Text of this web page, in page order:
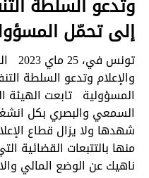
وتدعو السلطة
إلى تحمّل
والإعلام وتدعو السلطة
المسؤولية تابعت الهيئة
السمعي والبصري بكل
شهدها ولا يزال قطاع
منها بالتتبعات القضائية
ناهيك عن الوضع المالي